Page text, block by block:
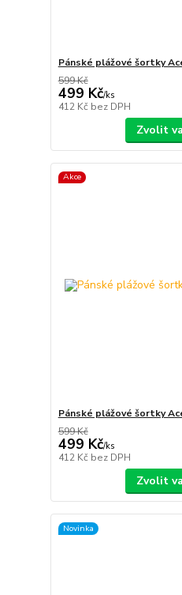
Pánské plážové šortky
599 Kč
499 Kč/ks
412 Kč bez DPH
Zvolit
Akce
Pánské plážové šortky
599 Kč
499 Kč/ks
412 Kč bez DPH
Zvolit
Novinka